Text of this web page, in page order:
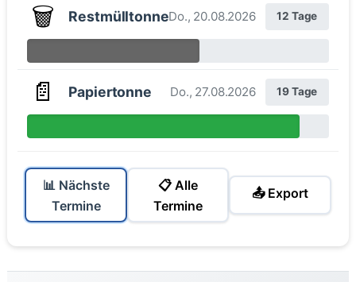
🗑️ RestmülltonneDo., 20.08.2026 12 Tage
📄 Papiertonne Do., 27.08.2026 19 Tage
📊 Nächste
Termine
📋 Alle
Termine
📤 Export